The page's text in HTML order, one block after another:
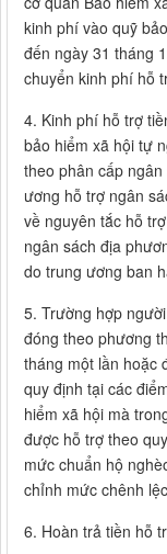
kinh phí vào quỹ
đến ngày 31 tháng
chuyển kinh phí hỗ
4. Kinh phí hỗ trợ
bảo hiểm xã hội tự
theo phân cấp
ương hỗ trợ ngân
về nguyên tắc hỗ
ngân sách địa
do trung ương ban
5. Trường hợp
đóng theo phương
tháng một lần hoặc
quy định tại các
hiểm xã hội mà
được hỗ trợ theo
mức chuẩn hộ
chỉnh mức chênh
6. Hoàn trả tiền hỗ